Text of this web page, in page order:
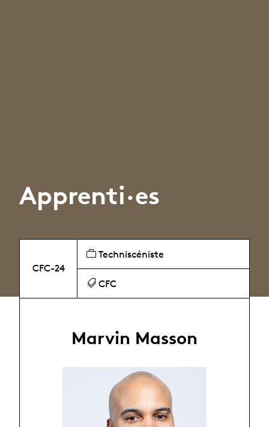
Apprenti·es
CFC-24
Techniscéniste
CFC
Marvin Masson